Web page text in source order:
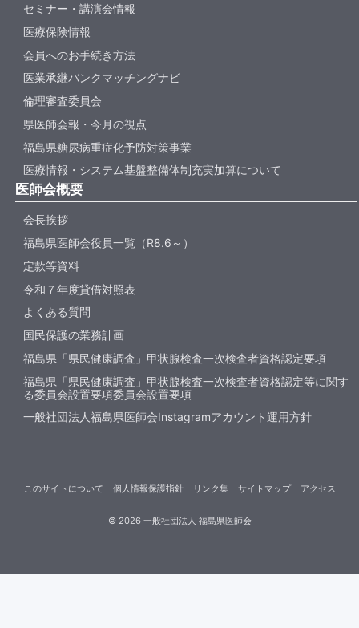
セミナー・講演会情報
医療保険情報
会員へのお手続き方法
医業承継バンクマッチングナビ
倫理審査委員会
県医師会報・今月の視点
福島県糖尿病重症化予防対策事業
医療情報・システム基盤整備体制充実加算について
医師会概要
会長挨拶
福島県医師会役員一覧（R8.6～）
定款等資料
令和７年度貸借対照表
よくある質問
国民保護の業務計画
福島県「県民健康調査」甲状腺検査一次検査者資格認定要項
福島県「県民健康調査」甲状腺検査一次検査者資格認定等に関す
る委員会設置要項委員会設置要項
一般社団法人福島県医師会Instagramアカウント運用方針
© 2026一般社団法人 福島県医師会
このサイトについて 個人情報保護指針 リンク集 サイトマップ アクセス